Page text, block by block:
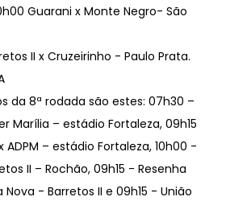
Guarani x Monte Negro- São
II x Cruzeirinho - Paulo Prata.
da 8ª rodada são estes: 07h30 –
Marília – estádio Fortaleza, 09h15
– estádio Fortaleza, 10h00 -
II – Rochão, 09h15 - Resenha
Nova - Barretos II e 09h15 - União